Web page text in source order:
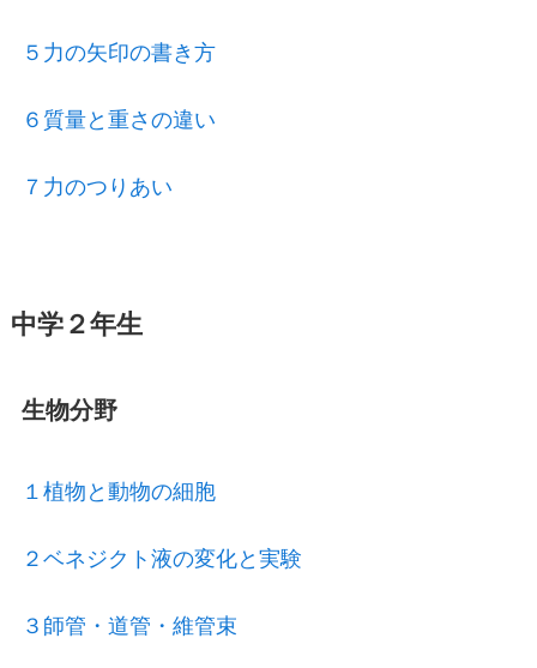
５力の矢印の書き方
６質量と重さの違い
７力のつりあい
中学２年生
生物分野
１植物と動物の細胞
２ベネジクト液の変化と実験
３師管・道管・維管束